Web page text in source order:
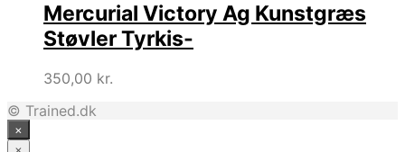
Mercurial Victory Ag Kunstgræs
Støvler Tyrkis-
350,00 kr.
© Trained.dk
×
×